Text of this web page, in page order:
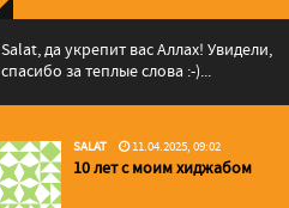
Salat, да укрепит вас Аллаx! Увидели,
спасибо за теплые слова :-)...
SALAT 11.04.2025, 09:02
10 лет с моим хиджабом